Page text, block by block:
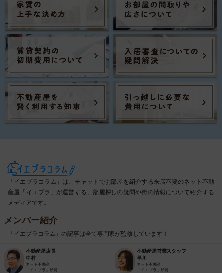
「イエプラコラム」は、チャットでお部屋を紹介する来店不要のネット不動
産屋「イエプラ」が運営する、部屋探しの疑問や街の情報について紹介する
メディアです。
メンバー紹介
「イエプラコラム」の記事は全て専門家が監修しています！
不動産屋店長
中村
ネット不動産
「イエプラ」所属
不動産屋営業スタッフ
早川
ネット不動産
「イエプラ」所属